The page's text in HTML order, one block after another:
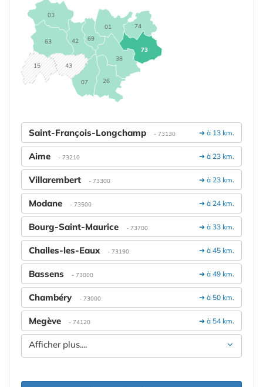
01
03
07
15
26
38
42
43
63
69
73
74
➔ à 13 km.
Saint-François-Longchamp - 73130
➔ à 23 km.
Aime - 73210
➔ à 23 km.
Villarembert - 73300
➔ à 24 km.
Modane - 73500
➔ à 33 km.
Bourg-Saint-Maurice - 73700
➔ à 45 km.
Challes-les-Eaux - 73190
➔ à 49 km.
Bassens - 73000
➔ à 50 km.
Chambéry - 73000
➔ à 54 km.
Megève - 74120
Afficher plus....